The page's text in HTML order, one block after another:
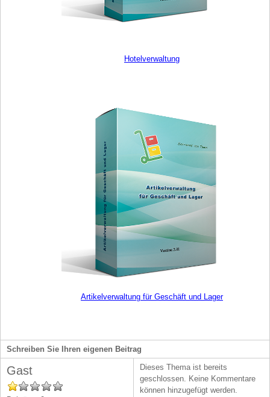
Hotelverwaltung
Artikelverwaltung für Geschäft und Lager
Schreiben Sie Ihren eigenen Beitrag
Gast
Dieses Thema ist bereits
geschlossen. Keine Kommentare
können hinzugefügt werden.